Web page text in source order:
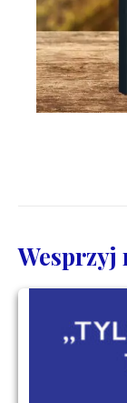
Wesprzyj